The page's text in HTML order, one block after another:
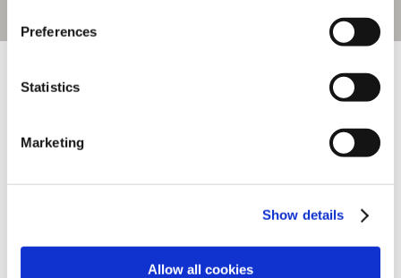
Preferences
Statistics
Marketing
Show details
Allow all cookies